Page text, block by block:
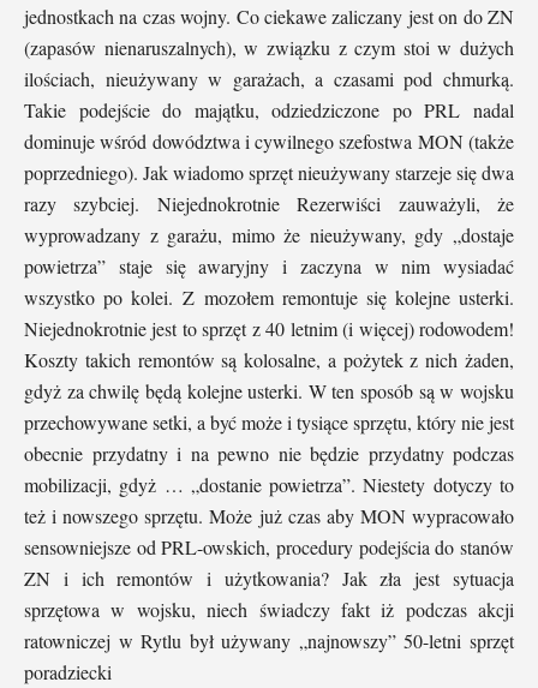
jednostkach na czas wojny. Co ciekawe zaliczany jest on do ZN
(zapasów nienaruszalnych), w związku z czym stoi w dużych
ilościach, nieużywany w garażach, a czasami pod chmurką.
Takie podejście do majątku, odziedziczone po PRL nadal
dominuje wśród dowództwa i cywilnego szefostwa MON (także
poprzedniego). Jak wiadomo sprzęt nieużywany starzeje się dwa
razy szybciej. Niejednokrotnie Rezerwiści zauważyli, że
wyprowadzany z garażu, mimo że nieużywany, gdy „dostaje
powietrza” staje się awaryjny i zaczyna w nim wysiadać
wszystko po kolei. Z mozołem remontuje się kolejne usterki.
Niejednokrotnie jest to sprzęt z 40 letnim (i więcej) rodowodem!
Koszty takich remontów są kolosalne, a pożytek z nich żaden,
gdyż za chwilę będą kolejne usterki. W ten sposób są w wojsku
przechowywane setki, a być może i tysiące sprzętu, który nie jest
obecnie przydatny i na pewno nie będzie przydatny podczas
mobilizacji, gdyż … „dostanie powietrza”. Niestety dotyczy to
też i nowszego sprzętu. Może już czas aby MON wypracowało
sensowniejsze od PRL-owskich, procedury podejścia do stanów
ZN i ich remontów i użytkowania? Jak zła jest sytuacja
sprzętowa w wojsku, niech świadczy fakt iż podczas akcji
ratowniczej w Rytlu był używany „najnowszy” 50-letni sprzęt
poradziecki